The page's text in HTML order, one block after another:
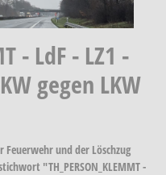
- LdF - LZ1 -
gegen LKW
und der Löschzug
"TH_PERSON_KLEMMT -